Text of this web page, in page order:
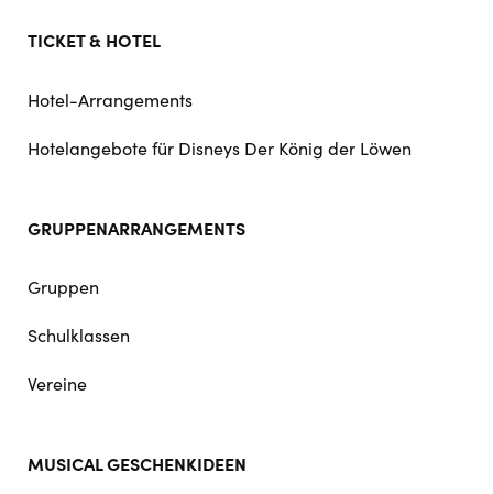
TICKET & HOTEL
Hotel-Arrangements
Hotelangebote für Disneys Der König der Löwen
GRUPPENARRANGEMENTS
Gruppen
Schulklassen
Vereine
MUSICAL GESCHENKIDEEN